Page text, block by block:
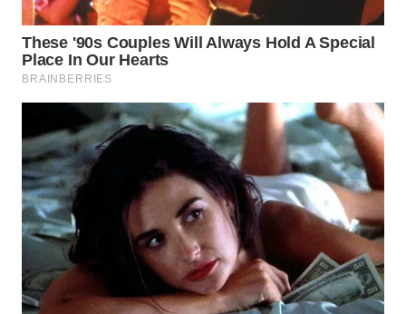
WN
TAPANULI
SELATAN
TANJUNG
LESUNG
WN
KARO
WN
SIMALUNGUN